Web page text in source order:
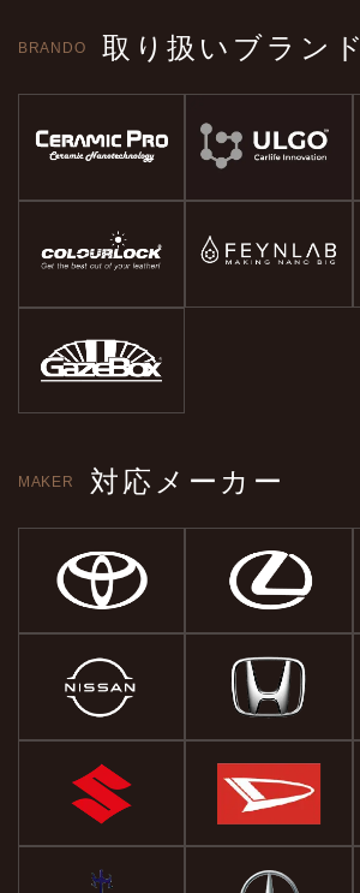
BRANDO 取り扱いブランド
MAKER 対応メーカー